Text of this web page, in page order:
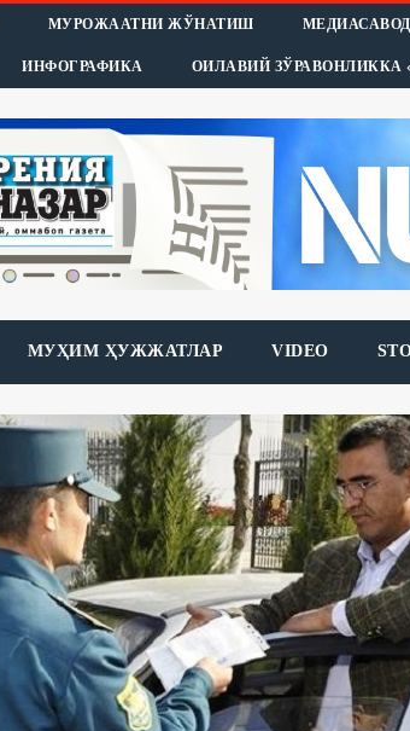
МУРОЖААТНИ ЖЎНАТИШ
ИНФОГРАФИКА ОИЛАВИЙ ЗЎРАВОНЛИККА
МУҲИМ ҲУЖЖАТЛАР VIDEO